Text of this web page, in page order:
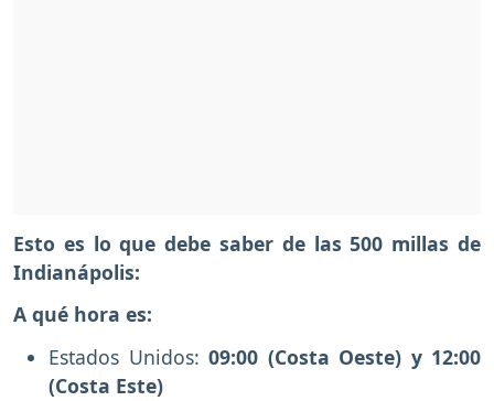
Esto es lo que debe saber de las 500 millas de
Indianápolis:
A qué hora es:
Estados Unidos: 09:00 (Costa Oeste) y 12:00
(Costa Este)